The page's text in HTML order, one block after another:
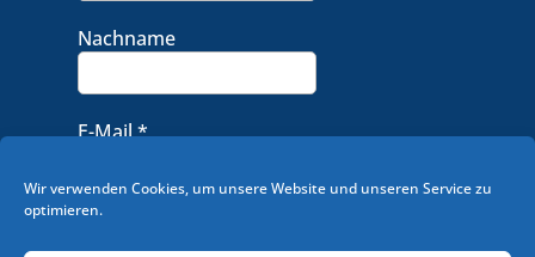
Wir verwenden Cookies, um unsere Website und unseren Service zu
optimieren.
Nachname
E-Mail*